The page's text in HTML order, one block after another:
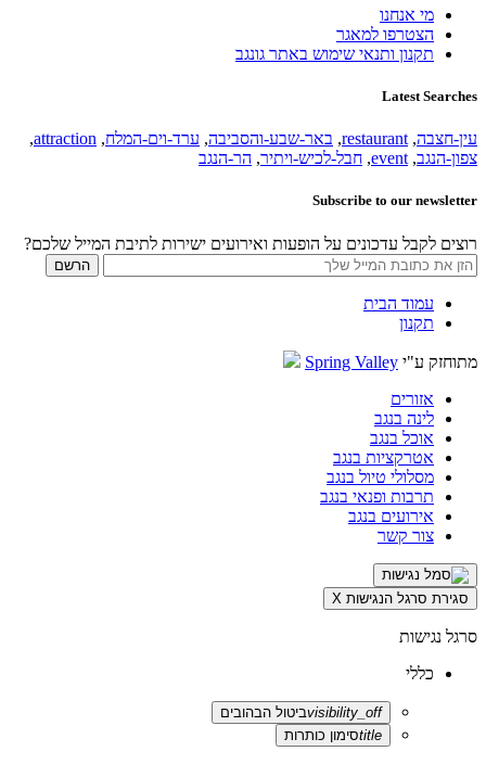
מי אנחנו
הצטרפו למאגר
תקנון ותנאי שימוש באתר גונגב
Latest Searches
עין-חצבה,
restaurant
, באר-שבע-והסביבה, ערד-וים-המלח,
attraction
,
צפון-הנגב,
event
, חבל-לכיש-ויתיר, הר-הנגב
Subscribe to our newsletter
רוצים לקבל עדכונים על הופעות ואירועים ישירות לתיבת המייל שלכם?
עמוד הבית
תקנון
מתוחזק ע"י Spring Valley
אזורים
לינה בנגב
אוכל בנגב
אטרקציות בנגב
מסלולי טיול בנגב
תרבות ופנאי בנגב
אירועים בנגב
צור קשר
סגירת סרגל הנגישות X
סרגל נגישות
כללי
visibility_offביטול הבהובים
titleסימון כותרות